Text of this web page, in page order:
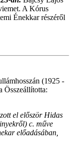
A Kórus
Énekkar részéről
(1925 -
Összeállította:
el először Hidas
c. műve
előadásában,